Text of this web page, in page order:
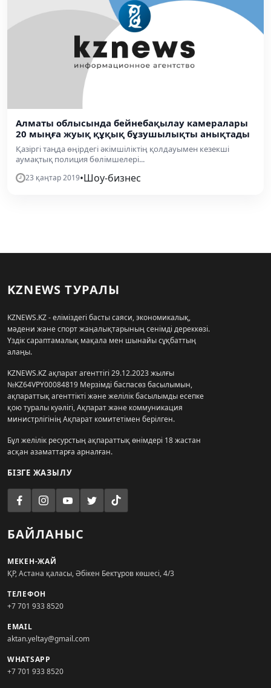
Алматы облысында бейнебақылау камералары
20 мыңға жуық құқық бұзушылықты анықтады
Қазіргі таңда өңірдегі әкімшіліктің қолдауымен кезекші
аумақтық полиция бөлімшелері...
23 қаңтар 2019•Шоу-бизнес
KZNEWS ТУРАЛЫ
KZNEWS.KZ - еліміздегі басты саяси, экономикалық,
мәдени және спорт жаңалықтарының сенімді дереккөзі.
Үздік сараптамалық мақала мен шынайы сұқбаттың
алаңы.
KZNEWS.KZ ақпарат агенттігі 29.12.2023 жылғы
№KZ64VPY00084819 Мерзімді баспасөз басылымын,
ақпараттық агенттікті және желілік басылымды есепке
қою туралы куәлігі, Ақпарат және коммуникация
министрлігінің Ақпарат комитетімен берілген.
Бұл желілік ресурстың ақпараттық өнімдері 18 жастан
асқан азаматтарға арналған.
БІЗГЕ ЖАЗЫЛУ
БАЙЛАНЫС
МЕКЕН-ЖАЙ
ҚР, Астана қаласы, Әбікен Бектұров көшесі, 4/3
ТЕЛЕФОН
+7 701 933 8520
EMAIL
aktan.yeltay@gmail.com
WHATSAPP
+7 701 933 8520